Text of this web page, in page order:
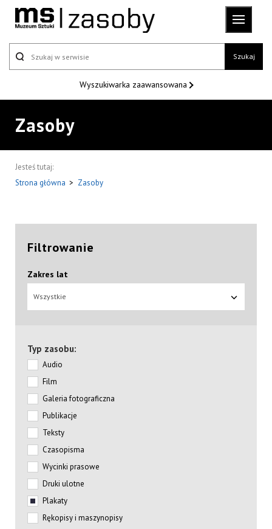
Szukaj
Wyszukiwarka zaawansowana
Zasoby
Jesteś tutaj:
Strona główna > Zasoby
Filtrowanie
Zakres lat
Wszystkie
Typ zasobu:
Audio
Film
Galeria fotograficzna
Publikacje
Teksty
Czasopisma
Wycinki prasowe
Druki ulotne
Plakaty
Rękopisy i maszynopisy